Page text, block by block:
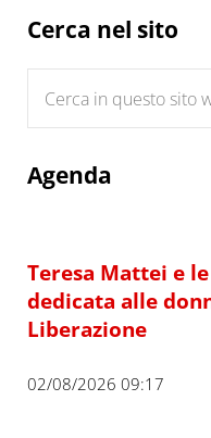
Sidebar
Cerca nel sito
Agenda
Teresa Mattei e
dedicata alle
Liberazione
02/08/2026 09:17